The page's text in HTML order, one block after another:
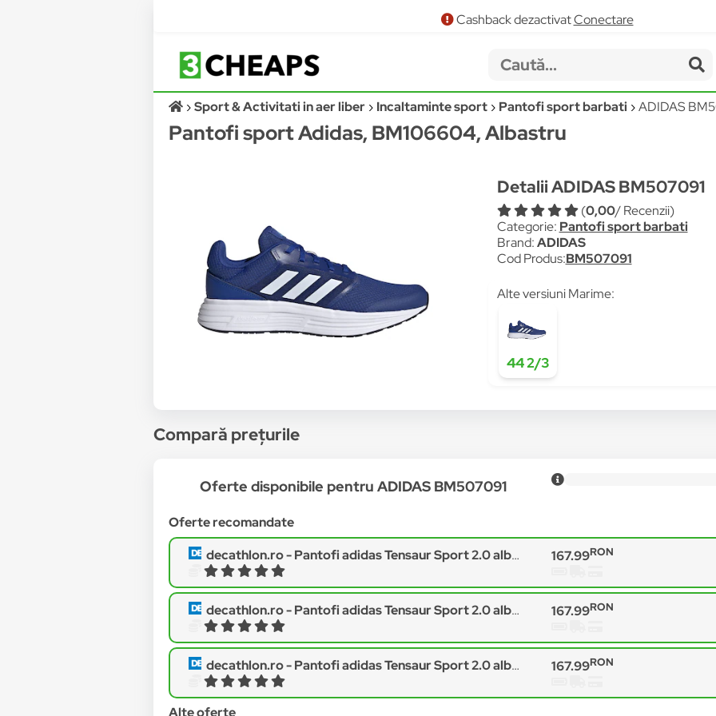
Cashback dezactivatConectare
Sport & Activitati in aer liber Incaltaminte sport Pantofi sport barbati ADIDAS
Pantofi sport Adidas, BM106604, Albastru
Detalii ADIDAS BM507091
(0,00/ Recenzii)
Categorie: Pantofi sport barbati
Brand:ADIDAS
Cod Produs:BM507091
Alte versiuni Marime:
44 2/3
Compară prețurile
Oferte disponibile pentru ADIDAS BM507091
Oferte recomandate
decathlon.ro -Pantofi adidas Tensaur Sport 2.0 albastru marin 167.99RON
decathlon.ro -Pantofi adidas Tensaur Sport 2.0 albastru marin 167.99RON
decathlon.ro -Pantofi adidas Tensaur Sport 2.0 albastru marin 167.99RON
Alte oferte